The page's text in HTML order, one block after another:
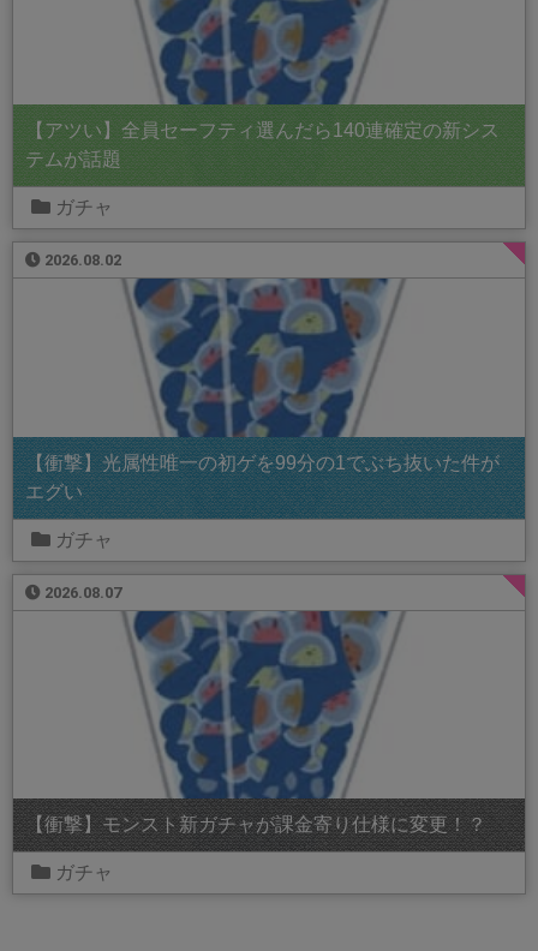
【アツい】全員セーフティ選んだら140連確定の新シス
テムが話題
ガチャ
2026.08.02
【衝撃】光属性唯一の初ゲを99分の1でぶち抜いた件が
エグい
ガチャ
2026.08.07
【衝撃】モンスト新ガチャが課金寄り仕様に変更！？
ガチャ